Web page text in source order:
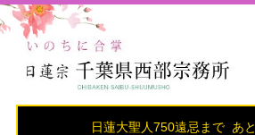
日蓮大聖人750遠忌まで あと